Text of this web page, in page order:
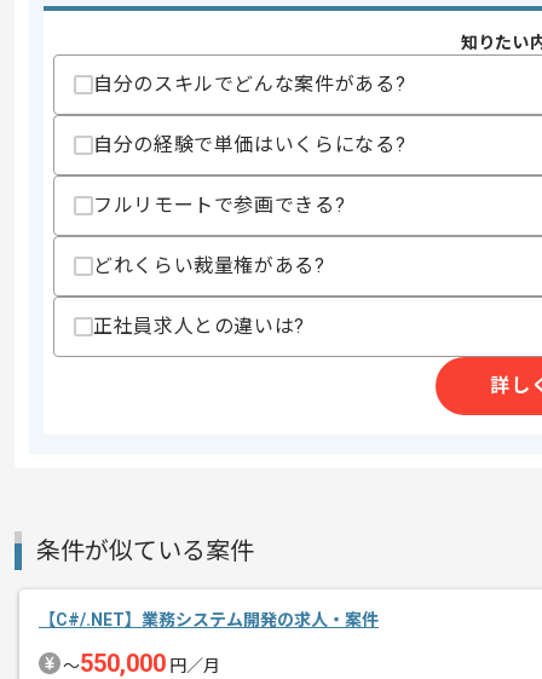
精算・お支払い
精算基準時間
支払いサイト
15日
2026/07/01
エージェントからのコ
取引実績のある企業の案件です。
これまでの経験を活かしてご活躍いただ
知りたい
自分のスキルでどんな案件がある?
自分の経験で単価はいくらになる?
フルリモートで参画できる?
どれくらい裁量権がある?
正社員求人との違いは?
詳し
条件が似ている案件
【C#/.NET】業務システム開発の求人・案件
〜550,000 円／月